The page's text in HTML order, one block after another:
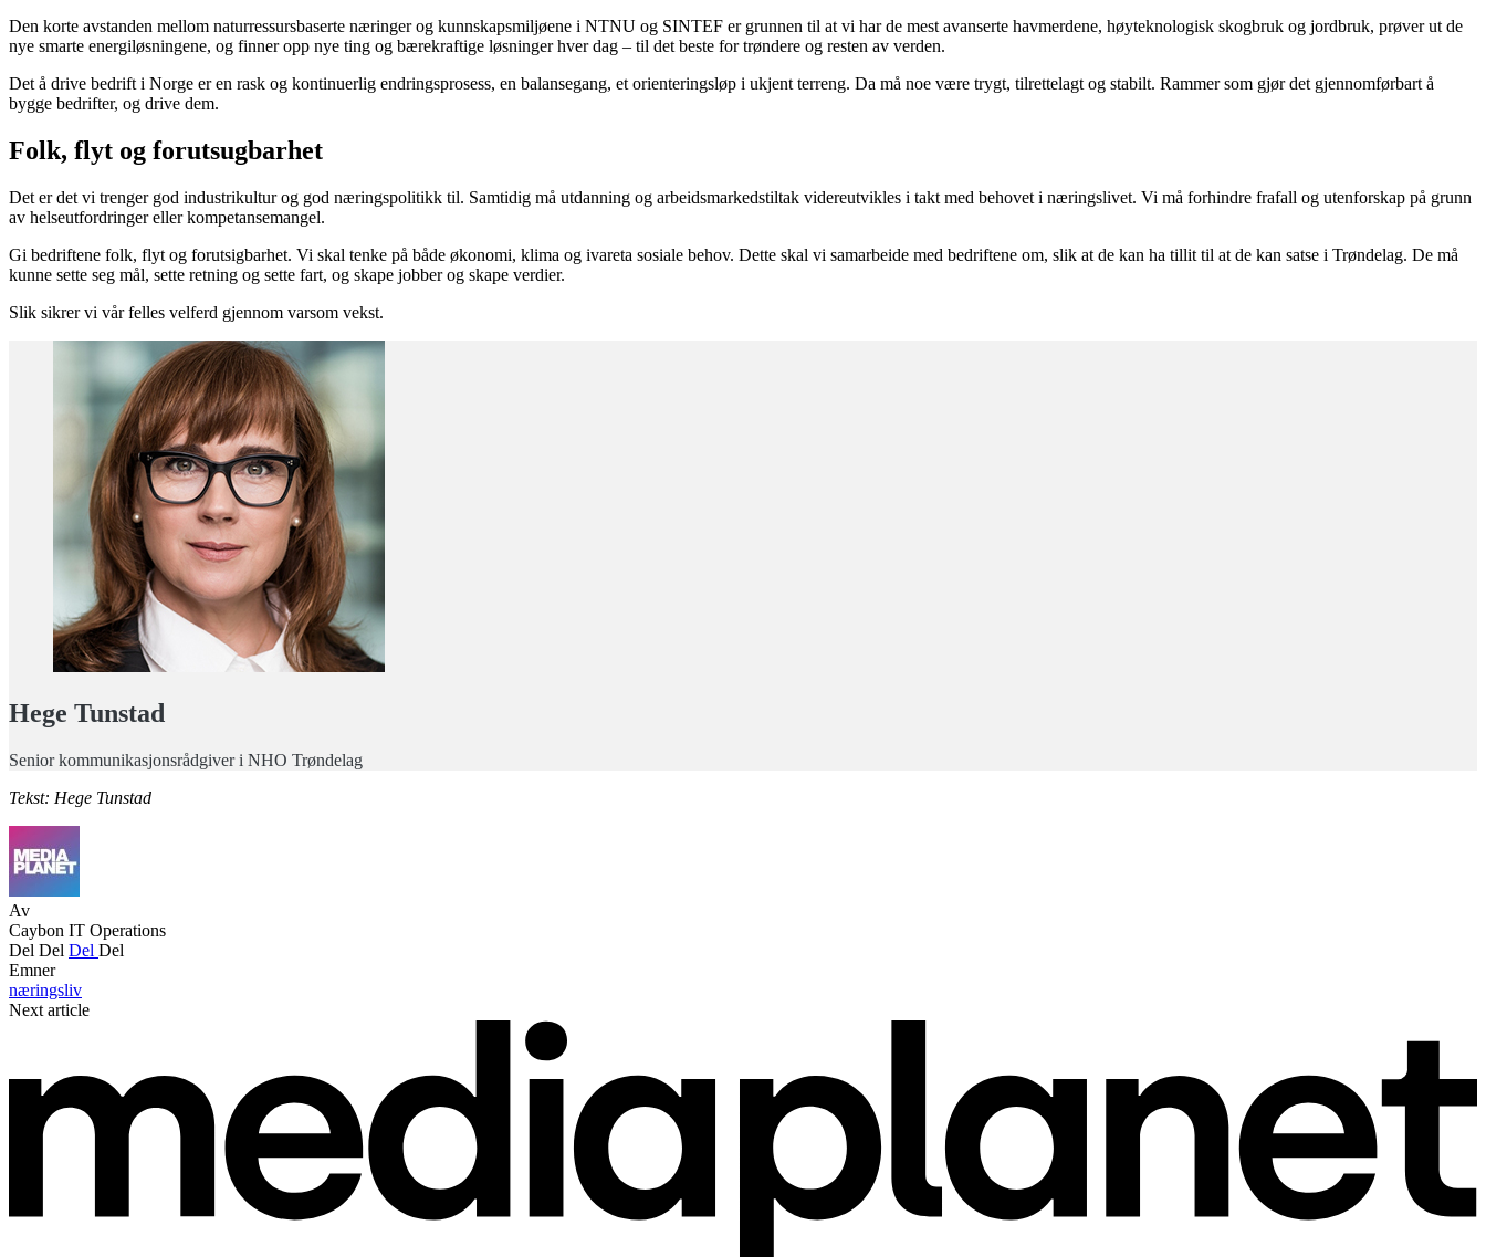
Den korte avstanden mellom naturressursbaserte næringer og kunnskapsmiljøene i NTNU og SINTEF er grunnen til at vi har de mest avanserte havmerdene, høyteknologisk skogbruk og jordbruk, prøver ut de
nye smarte energiløsningene, og finner opp nye ting og bærekraftige løsninger hver dag – til det beste for trøndere og resten av verden.
Det å drive bedrift i Norge er en rask og kontinuerlig endringsprosess, en balansegang, et orienteringsløp i ukjent terreng. Da må noe være trygt, tilrettelagt og stabilt. Rammer som gjør det gjennomførbart å
bygge bedrifter, og drive dem.
Folk, flyt og forutsugbarhet
Det er det vi trenger god industrikultur og god næringspolitikk til. Samtidig må utdanning og arbeidsmarkedstiltak videreutvikles i takt med behovet i næringslivet. Vi må forhindre frafall og utenforskap på grunn
av helseutfordringer eller kompetansemangel.
Gi bedriftene folk, flyt og forutsigbarhet. Vi skal tenke på både økonomi, klima og ivareta sosiale behov. Dette skal vi samarbeide med bedriftene om, slik at de kan ha tillit til at de kan satse i Trøndelag. De må
kunne sette seg mål, sette retning og sette fart, og skape jobber og skape verdier.
Slik sikrer vi vår felles velferd gjennom varsom vekst.
Hege Tunstad
Senior kommunikasjonsrådgiver i NHO Trøndelag
Tekst: Hege Tunstad
Av
Caybon IT Operations
Del Del Del Del
Emner
næringsliv
Next article